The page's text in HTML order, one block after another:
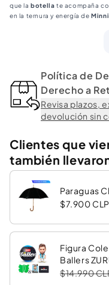
que labotella te acompaña
en la ternura y energía de
Política de
Derecho a
Revisa plazos,
devolución sin
Clientes que
también
Paraguas
$7.900 CLP
Figura
Ballers
$14.990